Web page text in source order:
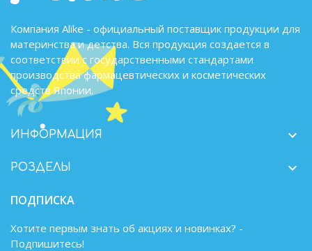
Компания Alike - официальный поставщик продукции для
материнства и детства. Вся продукция создается в
соответствии с государственными стандартами
производства фармацевтических и косметических
средств Японии.
ИНФОРМАЦИЯ 
РОЗДЕЛЫ 
ПОДПИСКА
Хотите первым знать об акциях и новинках? -
Подпишитесь!